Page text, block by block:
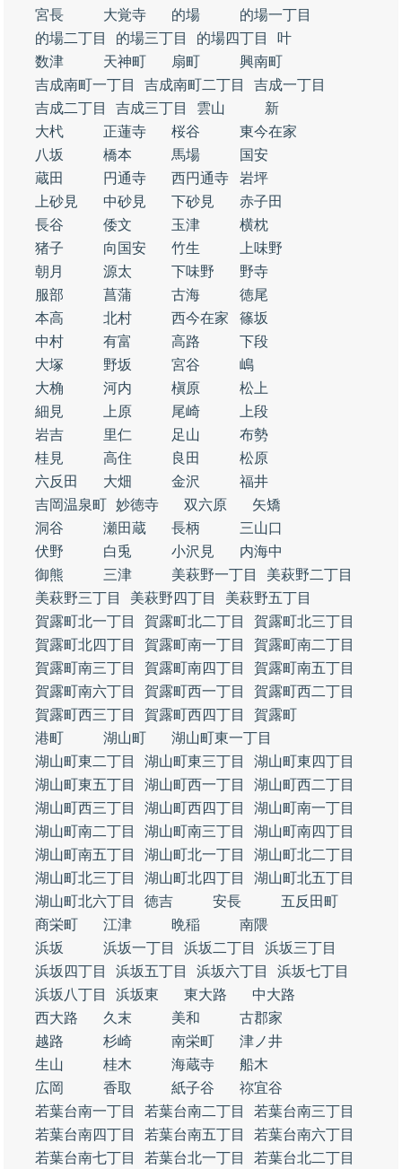
宮長
大覚寺 的場
的場一丁目
的場二丁目
的場三丁目 的場四丁目
叶
数津
天神町 扇町
興南町
吉成南町一丁目
吉成南町二丁目
吉成一丁目
吉成二丁目
吉成三丁目 雲山
新
大杙
正蓮寺 桜谷
東今在家
八坂
橋本 馬場
国安
蔵田
円通寺 西円通寺
岩坪
上砂見
中砂見 下砂見
赤子田
長谷
倭文 玉津
横枕
猪子
向国安 竹生
上味野
朝月
源太 下味野
野寺
服部
菖蒲 古海
徳尾
本高
北村 西今在家
篠坂
中村
有富 高路
下段
大塚
野坂 宮谷
嶋
大桷
河内 槇原
松上
細見
上原 尾崎
上段
岩吉
里仁 足山
布勢
桂見
高住 良田
松原
六反田
大畑 金沢
福井
吉岡温泉町 妙徳寺 双六原
矢矯
洞谷
瀬田蔵 長柄
三山口
伏野
白兎 小沢見
内海中
御熊
三津 美萩野一丁目
美萩野二丁目
美萩野三丁目
美萩野四丁目
美萩野五丁目
賀露町北一丁目
賀露町北二丁目
賀露町北三丁目
賀露町北四丁目
賀露町南一丁目
賀露町南二丁目
賀露町南三丁目
賀露町南四丁目
賀露町南五丁目
賀露町南六丁目
賀露町西一丁目
賀露町西二丁目
賀露町西三丁目
賀露町西四丁目
賀露町
港町
湖山町
湖山町東一丁目
湖山町東二丁目
湖山町東三丁目
湖山町東四丁目
湖山町東五丁目
湖山町西一丁目
湖山町西二丁目
湖山町西三丁目
湖山町西四丁目
湖山町南一丁目
湖山町南二丁目
湖山町南三丁目
湖山町南四丁目
湖山町南五丁目
湖山町北一丁目
湖山町北二丁目
湖山町北三丁目
湖山町北四丁目
湖山町北五丁目
湖山町北六丁目
徳吉 安長
五反田町
商栄町
江津 晩稲
南隈
浜坂
浜坂一丁目 浜坂二丁目
浜坂三丁目
浜坂四丁目
浜坂五丁目 浜坂六丁目
浜坂七丁目
浜坂八丁目
浜坂東 東大路
中大路
西大路
久末 美和
古郡家
越路
杉崎 南栄町
津ノ井
生山
桂木 海蔵寺
船木
広岡
香取 紙子谷
祢宜谷
若葉台南一丁目
若葉台南二丁目
若葉台南三丁目
若葉台南四丁目
若葉台南五丁目
若葉台南六丁目
若葉台南七丁目
若葉台北一丁目 若葉台北二丁目